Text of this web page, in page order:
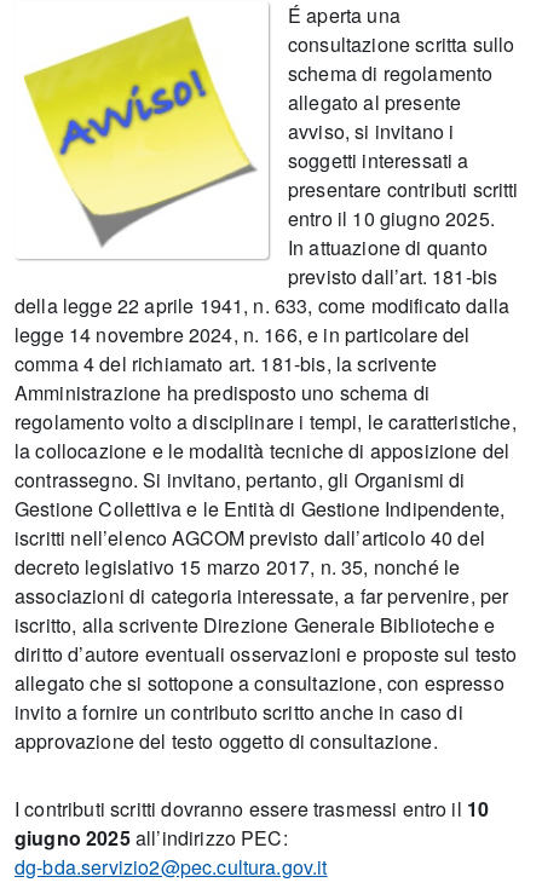
É aperta una
consultazione scritta sullo
schema di regolamento
allegato al presente
avviso, si invitano i
soggetti interessati a
presentare contributi scritti
entro il 10 giugno 2025.
In attuazione di quanto
previsto dall’art. 181-bis
della legge 22 aprile 1941, n. 633, come modificato dalla
legge 14 novembre 2024, n. 166, e in particolare del
comma 4 del richiamato art. 181-bis, la scrivente
Amministrazione ha predisposto uno schema di
regolamento volto a disciplinare i tempi, le caratteristiche,
la collocazione e le modalità tecniche di apposizione del
contrassegno. Si invitano, pertanto, gli Organismi di
Gestione Collettiva e le Entità di Gestione Indipendente,
iscritti nell’elenco AGCOM previsto dall’articolo 40 del
decreto legislativo 15 marzo 2017, n. 35, nonché le
associazioni di categoria interessate, a far pervenire, per
iscritto, alla scrivente Direzione Generale Biblioteche e
diritto d’autore eventuali osservazioni e proposte sul testo
allegato che si sottopone a consultazione, con espresso
invito a fornire un contributo scritto anche in caso di
approvazione del testo oggetto di consultazione.
I contributi scritti dovranno essere trasmessi entro il 10
giugno 2025all’indirizzo PEC:
dg-bda.servizio2@pec.cultura.gov.it